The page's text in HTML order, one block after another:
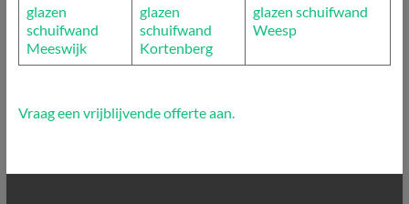
glazen
schuifwand
Meeswijk
glazen
schuifwand
Kortenberg
glazen schuifwand
Weesp
Vraag een vrijblijvende offerte aan.